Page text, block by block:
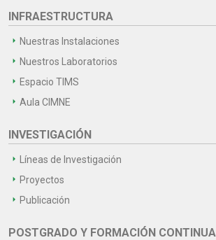
INFRAESTRUCTURA
Nuestras Instalaciones
Nuestros Laboratorios
Espacio TIMS
Aula CIMNE
INVESTIGACIÓN
Líneas de Investigación
Proyectos
Publicación
POSTGRADO Y FORMACIÓN CONTINUA